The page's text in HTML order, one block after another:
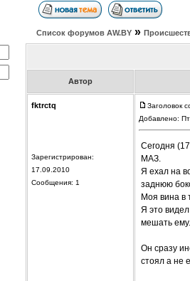
Список форумов АW.BY »
Автор
fktrctq
Зарегистрирован:
17.09.2010
Сообщения: 1
Заголовок
Добавлено:
Сегодня
МАЗ.
Я ехал на
заднюю
Моя вина в
Я это
мешать ему.
Он сразу
стоял а не